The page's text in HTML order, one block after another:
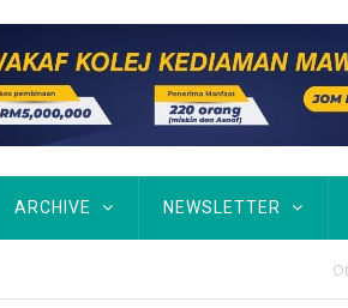
ARCHIVE NEWSLETTER
Berterusan Hingga PhD